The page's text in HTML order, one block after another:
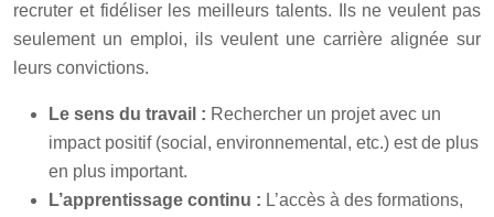
recruter et fidéliser les meilleurs talents. Ils ne veulent pas
seulement un emploi, ils veulent une carrière alignée sur
leurs convictions.
Le sens du travail : Rechercher un projet avec un
impact positif (social, environnemental, etc.) est de plus
en plus important.
L’apprentissage continu : L’accès à des formations,